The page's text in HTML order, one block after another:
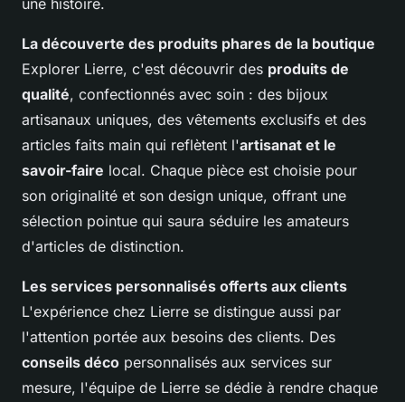
La découverte des produits phares de la boutique
Explorer Lierre, c'est découvrir des produits de
qualité, confectionnés avec soin : des bijoux
artisanaux uniques, des vêtements exclusifs et des
articles faits main qui reflètent l'artisanat et le
savoir-faire local. Chaque pièce est choisie pour
son originalité et son design unique, offrant une
sélection pointue qui saura séduire les amateurs
d'articles de distinction.
Les services personnalisés offerts aux clients
L'expérience chez Lierre se distingue aussi par
l'attention portée aux besoins des clients. Des
conseils déco personnalisés aux services sur
mesure, l'équipe de Lierre se dédie à rendre chaque